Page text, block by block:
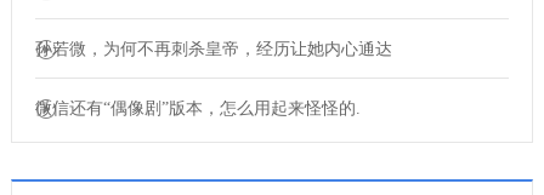
孙若微，为何不再刺杀皇帝，经历让她内心通达
微信还有“偶像剧”版本，怎么用起来怪怪的.